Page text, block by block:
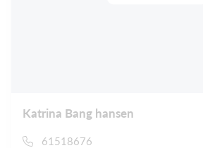
Katrina Bang hansen
61518676